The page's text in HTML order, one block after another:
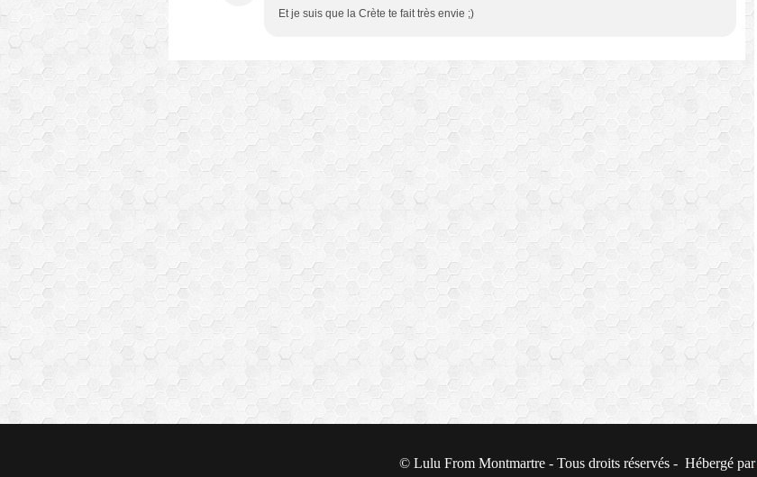
Et je suis que la Crète te fait très envie ;)
© Lulu From Montmartre - Tous droits réservés - Hébergé par